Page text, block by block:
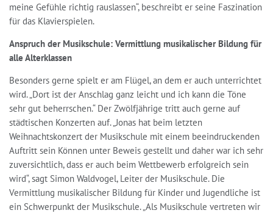
meine Gefühle richtig rauslassen“, beschreibt er seine Faszination
für das Klavierspielen.
Anspruch der Musikschule: Vermittlung musikalischer Bildung für
alle Alterklassen
Besonders gerne spielt er am Flügel, an dem er auch unterrichtet
wird. „Dort ist der Anschlag ganz leicht und ich kann die Töne
sehr gut beherrschen.“ Der Zwölfjährige tritt auch gerne auf
städtischen Konzerten auf. „Jonas hat beim letzten
Weihnachtskonzert der Musikschule mit einem beeindruckenden
Auftritt sein Können unter Beweis gestellt und daher war ich sehr
zuversichtlich, dass er auch beim Wettbewerb erfolgreich sein
wird“, sagt Simon Waldvogel, Leiter der Musikschule. Die
Vermittlung musikalischer Bildung für Kinder und Jugendliche ist
ein Schwerpunkt der Musikschule. „Als Musikschule vertreten wir